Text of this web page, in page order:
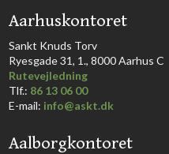
​Aarhuskontoret
​Sankt Knuds Torv
Ryesgade 31, 1., 8000 Aarhus C​​​
Rutevejledning
​Tlf.: 86 13 06 00
E-mail: info@askt.dk
Aalborgkontoret